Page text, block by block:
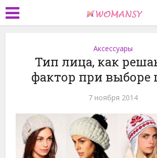
Аксессуары
Тип лица, как
фактор при выборе
7 ноября 2014